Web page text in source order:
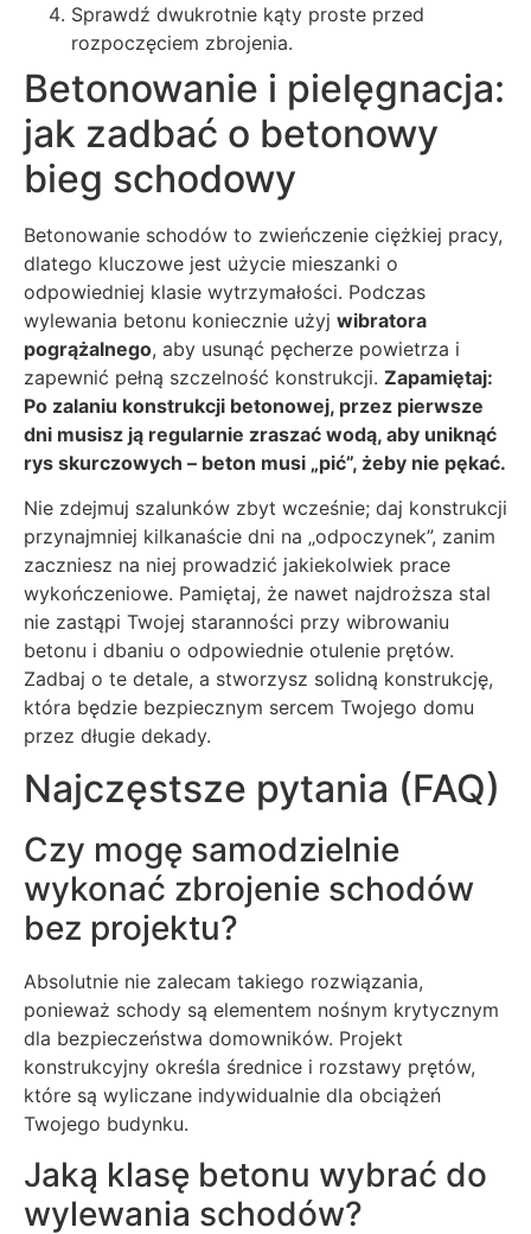
Sprawdź dwukrotnie kąty proste przed
rozpoczęciem zbrojenia.
Betonowanie i pielęgnacja:
jak zadbać o betonowy
bieg schodowy
Betonowanie schodów to zwieńczenie ciężkiej pracy,
dlatego kluczowe jest użycie mieszanki o
odpowiedniej klasie wytrzymałości. Podczas
wylewania betonu koniecznie użyj wibratora
pogrążalnego, aby usunąć pęcherze powietrza i
zapewnić pełną szczelność konstrukcji. Zapamiętaj:
Po zalaniu konstrukcji betonowej, przez pierwsze
dni musisz ją regularnie zraszać wodą, aby uniknąć
rys skurczowych – beton musi „pić”, żeby nie pękać.
Nie zdejmuj szalunków zbyt wcześnie; daj konstrukcji
przynajmniej kilkanaście dni na „odpoczynek”, zanim
zaczniesz na niej prowadzić jakiekolwiek prace
wykończeniowe. Pamiętaj, że nawet najdroższa stal
nie zastąpi Twojej staranności przy wibrowaniu
betonu i dbaniu o odpowiednie otulenie prętów.
Zadbaj o te detale, a stworzysz solidną konstrukcję,
która będzie bezpiecznym sercem Twojego domu
przez długie dekady.
Najczęstsze pytania (FAQ)
Czy mogę samodzielnie
wykonać zbrojenie schodów
bez projektu?
Absolutnie nie zalecam takiego rozwiązania,
ponieważ schody są elementem nośnym krytycznym
dla bezpieczeństwa domowników. Projekt
konstrukcyjny określa średnice i rozstawy prętów,
które są wyliczane indywidualnie dla obciążeń
Twojego budynku.
Jaką klasę betonu wybrać do
wylewania schodów?